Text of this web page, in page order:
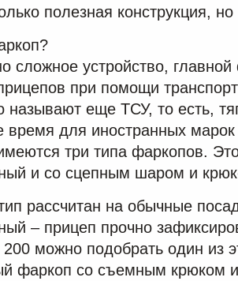
полезная конструкция,
сложное устройство, главной
при помощи
называют еще ТСУ, то есть,
время для иностранных
три типа фаркопов.
и со сцепным шаром и
рассчитан на обычные
– прицеп прочно
можно подобрать один из
фаркоп со съемным крюком